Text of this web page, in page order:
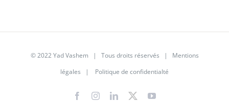
© 2022 Yad Vashem | Tous droits réservés | Mentions
légales | Politique de confidentialté